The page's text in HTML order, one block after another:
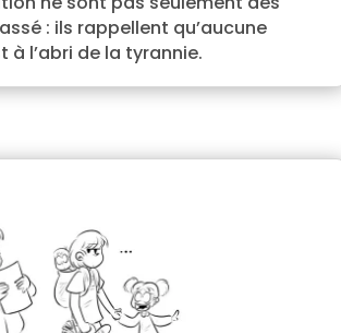
: ils rappellent qu’aucune
à l’abri de la tyrannie.